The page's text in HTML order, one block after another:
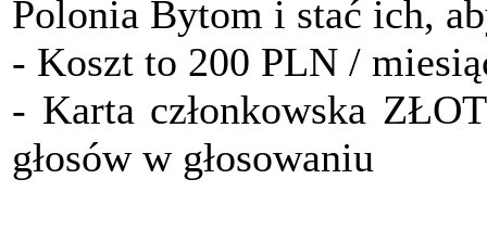
Polonia Bytom i stać ich,
- Koszt to 200 PLN /
- Karta członkowska
głosów w głosowaniu